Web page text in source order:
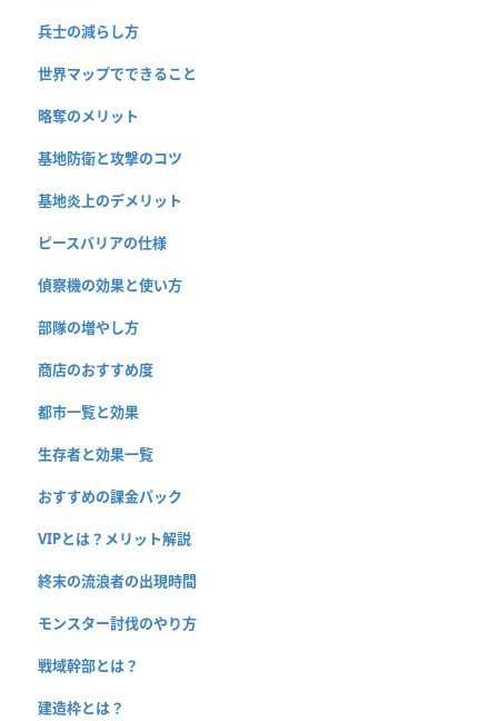
兵士の減らし方
世界マップでできること
略奪のメリット
基地防衛と攻撃のコツ
基地炎上のデメリット
ピースバリアの仕様
偵察機の効果と使い方
部隊の増やし方
商店のおすすめ度
都市一覧と効果
生存者と効果一覧
おすすめの課金パック
VIPとは？メリット解説
終末の流浪者の出現時間
モンスター討伐のやり方
戦域幹部とは？
建造枠とは？